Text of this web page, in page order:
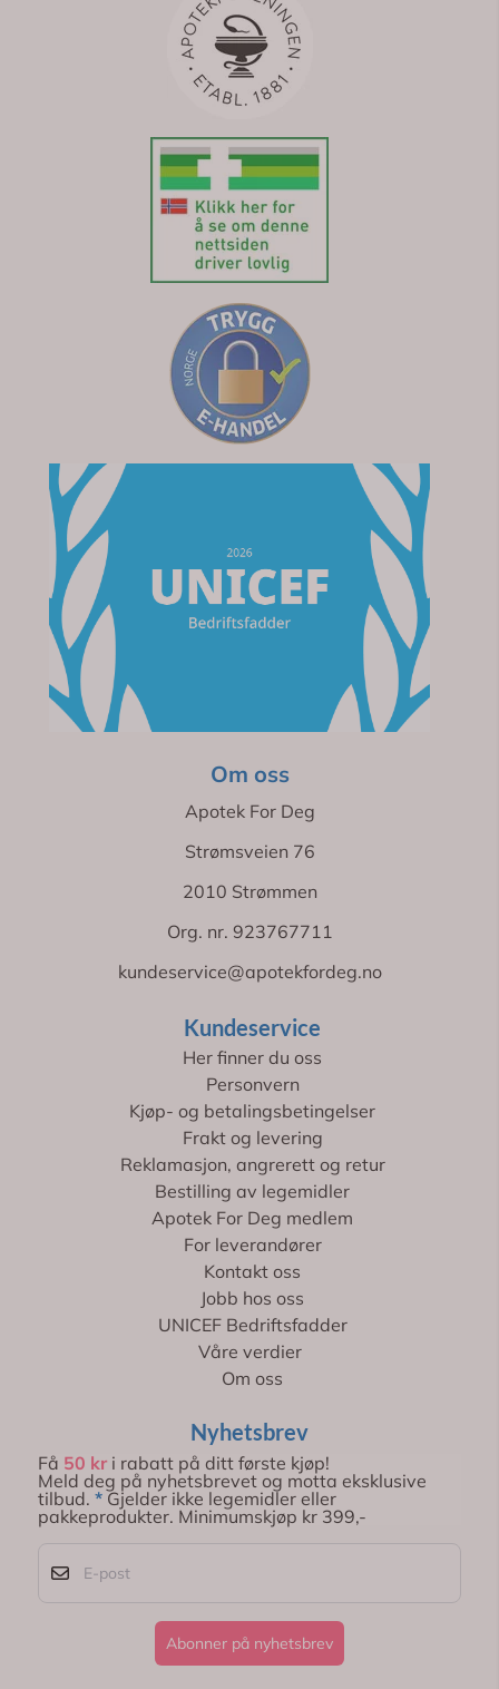
Om oss
Apotek For Deg
Strømsveien 76
2010 Strømmen
Org. nr. 923767711
kundeservice@apotekfordeg.no
Kundeservice
Her finner du oss
Personvern
Kjøp- og betalingsbetingelser
Frakt og levering
Reklamasjon, angrerett og retur
Bestilling av legemidler
Apotek For Deg medlem
For leverandører
Kontakt oss
Jobb hos oss
UNICEF Bedriftsfadder
Våre verdier
Om oss
Nyhetsbrev
Få 50 kri rabatt på ditt første kjøp!
Meld deg på nyhetsbrevet og motta eksklusive
tilbud. *Gjelder ikke legemidler eller
pakkeprodukter. Minimumskjøp kr 399,-
Abonner på nyhetsbrev